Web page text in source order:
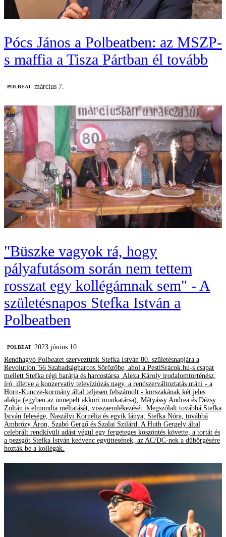
Pócs János a Polbeatben: az MSZP-
s maffia a Tisza Pártban él tovább
‎POLBEAT március 7.
"Büszke vagyok rá, hogy
pályafutásom során nem tettem
rosszat egy kollégámnak sem" - A
születésnapos Stefka István a
Polbeatben
‎POLBEAT 2023 június 10.
Rendhagyó Polbeatet szerveztünk Stefka István 80. születésnapjára a
Revolution '56 Szabadságharcos Sörözőbe, ahol a PestiSrácok.hu-s csapat
mellett Stefka régi barátja és harcostársa, Alexa Károly irodalomtörténész,
író, illetve a konzervatív televíziózás nagy, a rendszerváltoztatás utáni - a
Horn-Kuncze-kormány által teljesen felszámolt - korszakának két jeles
alakja (egyben az ünnepelt akkori munkatársa), Mátyássy Andrea és Dézsy
Zoltán is elmondta méltatását, visszaemlékezését. Megszólalt továbbá Stefka
István felesége, Naszályi Kornélia és egyik lánya, Stefka Nóra, továbbá
Ambrózy Áron, Szabó Gergő és Szalai Szilárd. A Huth Gergely által
celebrált rendkívüli adást végül egy fergeteges köszöntés követte, a tortát és
a pezsgőt Stefka István kedvenc együttesének, az AC/DC-nek a dübörgésére
hozták be a kollégák.